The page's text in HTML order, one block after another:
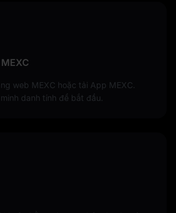
web MEXC hoặc tải App MEXC.
danh tính để bắt đầu.